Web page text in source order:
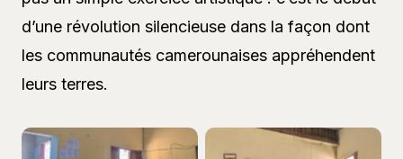
d’une révolution silencieuse dans la façon dont
les communautés camerounaises appréhendent
leurs terres.